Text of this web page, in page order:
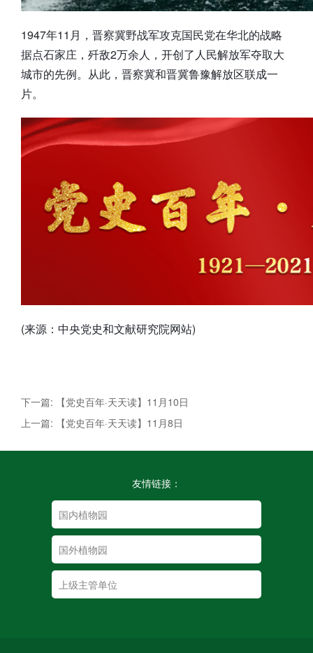
1947年11月，晋察冀野战军攻克国民党在华北的战略
据点石家庄，歼敌2万余人，开创了人民解放军夺取大
城市的先例。从此，晋察冀和晋冀鲁豫解放区联成一
片。
(来源：中央党史和文献研究院网站)
下一篇: 【党史百年·天天读】11月10日
上一篇: 【党史百年·天天读】11月8日
友情链接：